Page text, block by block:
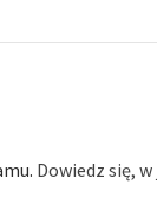
Dowiedz się,